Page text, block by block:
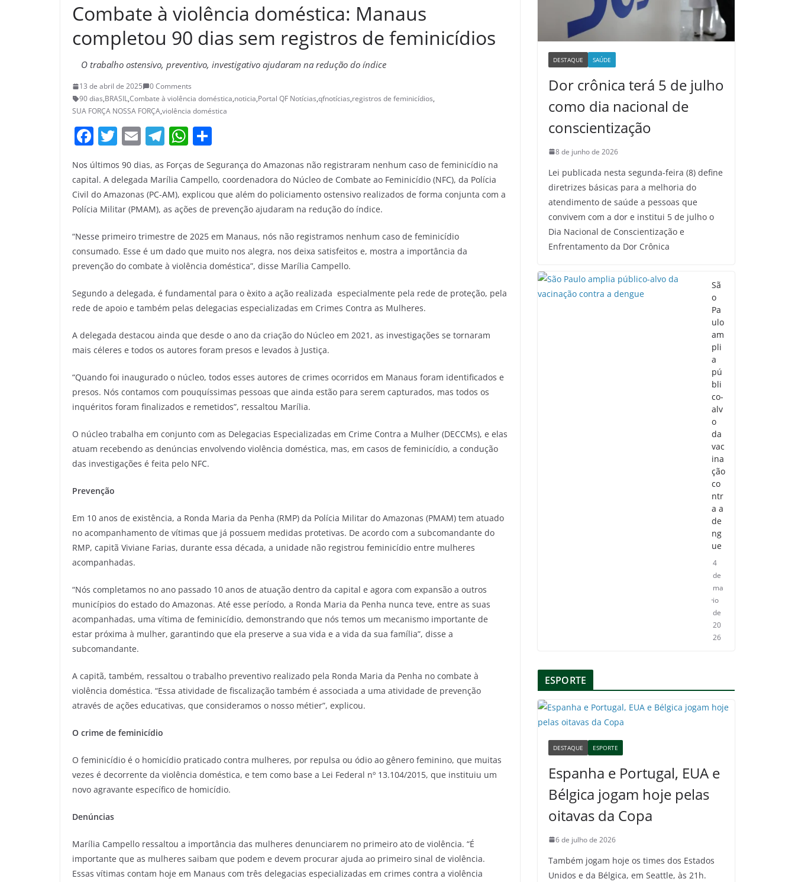
Combate à violência doméstica: Manaus
completou 90 dias sem registros de feminicídios
O trabalho ostensivo, preventivo, investigativo ajudaram na redução do índice
13 de abril de 2025
0 Comments
90 dias,BRASIL,Combate à violência doméstica,noticia,Portal QF Notícias,qfnotícias,registros de feminicídios,
SUA FORÇA NOSSA FORÇA,violência doméstica
F
a
c
e
b
o
o
k
T
itt
er
E
ai
l
T
e
gr
a
m
W
h
at
s
A
p
p
ar
e
Nos últimos 90 dias, as Forças de Segurança do Amazonas não registraram nenhum caso de feminicídio na
capital. A delegada Marília Campello, coordenadora do Núcleo de Combate ao Feminicídio (NFC), da Polícia
Civil do Amazonas (PC-AM), explicou que além do policiamento ostensivo realizados de forma conjunta com a
Polícia Militar (PMAM), as ações de prevenção ajudaram na redução do índice.
“Nesse primeiro trimestre de 2025 em Manaus, nós não registramos nenhum caso de feminicídio
consumado. Esse é um dado que muito nos alegra, nos deixa satisfeitos e, mostra a importância da
prevenção do combate à violência doméstica”, disse Marília Campello.
Segundo a delegada, é fundamental para o èxito a ação realizada especialmente pela rede de proteção, pela
rede de apoio e também pelas delegacias especializadas em Crimes Contra as Mulheres.
A delegada destacou ainda que desde o ano da criação do Núcleo em 2021, as investigações se tornaram
mais céleres e todos os autores foram presos e levados à Justiça.
“Quando foi inaugurado o núcleo, todos esses autores de crimes ocorridos em Manaus foram identificados e
presos. Nós contamos com pouquíssimas pessoas que ainda estão para serem capturados, mas todos os
inquéritos foram finalizados e remetidos”, ressaltou Marília.
O núcleo trabalha em conjunto com as Delegacias Especializadas em Crime Contra a Mulher (DECCMs), e elas
atuam recebendo as denúncias envolvendo violência doméstica, mas, em casos de feminicídio, a condução
das investigações é feita pelo NFC.
Prevenção
Em 10 anos de existência, a Ronda Maria da Penha (RMP) da Polícia Militar do Amazonas (PMAM) tem atuado
no acompanhamento de vítimas que já possuem medidas protetivas. De acordo com a subcomandante do
RMP, capitã Viviane Farias, durante essa década, a unidade não registrou feminicídio entre mulheres
acompanhadas.
“Nós completamos no ano passado 10 anos de atuação dentro da capital e agora com expansão a outros
municípios do estado do Amazonas. Até esse período, a Ronda Maria da Penha nunca teve, entre as suas
acompanhadas, uma vítima de feminicídio, demonstrando que nós temos um mecanismo importante de
estar próxima à mulher, garantindo que ela preserve a sua vida e a vida da sua família”, disse a
subcomandante.
A capitã, também, ressaltou o trabalho preventivo realizado pela Ronda Maria da Penha no combate à
violência doméstica. “Essa atividade de fiscalização também é associada a uma atividade de prevenção
através de ações educativas, que consideramos o nosso métier”, explicou.
O crime de feminicídio
O feminicídio é o homicídio praticado contra mulheres, por repulsa ou ódio ao gênero feminino, que muitas
vezes é decorrente da violência doméstica, e tem como base a Lei Federal nº 13.104/2015, que instituiu um
novo agravante específico de homicídio.
Denúncias
Marília Campello ressaltou a importância das mulheres denunciarem no primeiro ato de violência. “É
importante que as mulheres saibam que podem e devem procurar ajuda ao primeiro sinal de violência.
Essas vítimas contam hoje em Manaus com três delegacias especializadas em crimes contra a violência
DESTAQUE SAÚDE
Dor crônica terá 5 de julho
como dia nacional de
conscientização
8 de junho de 2026
Lei publicada nesta segunda-feira (8) define
diretrizes básicas para a melhoria do
atendimento de saúde a pessoas que
convivem com a dor e institui 5 de julho o
Dia Nacional de Conscientização e
Enfrentamento da Dor Crônica
Sã
o
Pa
ulo
am
pli
a
pú
bli
co-
alv
o
da
vac
ina
ção
co
ntr
a a
de
ng
ue
4
de
ma
io
de
20
26
ESPORTE
DESTAQUE ESPORTE
Espanha e Portugal, EUA e
Bélgica jogam hoje pelas
oitavas da Copa
6 de julho de 2026
Também jogam hoje os times dos Estados
Unidos e da Bélgica, em Seattle, às 21h.